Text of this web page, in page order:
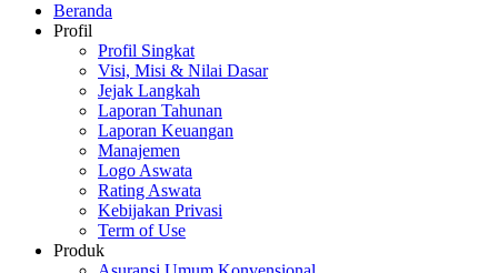
Beranda
Profil
Profil Singkat
Visi, Misi & Nilai Dasar
Jejak Langkah
Laporan Tahunan
Laporan Keuangan
Manajemen
Logo Aswata
Rating Aswata
Kebijakan Privasi
Term of Use
Produk